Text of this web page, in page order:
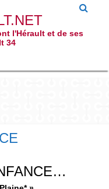
l'Hérault et de ses
34